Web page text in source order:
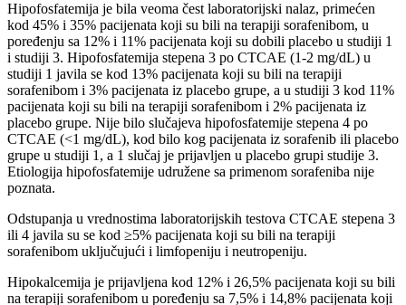
Hipofosfatemija je bila veoma čest laboratorijski nalaz, primećen
kod 45% i 35% pacijenata koji su bili na terapiji sorafenibom, u
poređenju sa 12% i 11% pacijenata koji su dobili placebo u studiji 1
i studiji 3. Hipofosfatemija stepena 3 po CTCAE (1-2 mg/dL) u
studiji 1 javila se kod 13% pacijenata koji su bili na terapiji
sorafenibom i 3% pacijenata iz placebo grupe, a u studiji 3 kod 11%
pacijenata koji su bili na terapiji sorafenibom i 2% pacijenata iz
placebo grupe. Nije bilo slučajeva hipofosfatemije stepena 4 po
CTCAE (<1 mg/dL), kod bilo kog pacijenata iz sorafenib ili placebo
grupe u studiji 1, a 1 slučaj je prijavljen u placebo grupi studije 3.
Etiologija hipofosfatemije udružene sa primenom sorafeniba nije
poznata.
Odstupanja u vrednostima laboratorijskih testova CTCAE stepena 3
ili 4 javila su se kod ≥5% pacijenata koji su bili na terapiji
sorafenibom uključujući i limfopeniju i neutropeniju.
Hipokalcemija je prijavljena kod 12% i 26,5% pacijenata koji su bili
na terapiji sorafenibom u poređenju sa 7,5% i 14,8% pacijenata koji